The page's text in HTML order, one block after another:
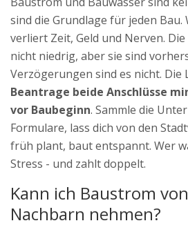
sind die Grundlage für jeden Bau.
verliert Zeit, Geld und Nerven.
nicht niedrig, aber sie sind
Verzögerungen sind es nicht. Die
Beantrage beide Anschlüsse
vor Baubeginn. Sammle die
Formulare, lass dich von den
früh plant, baut entspannt. Wer
Stress - und zahlt doppelt.
Kann ich Baustrom
Nachbarn nehmen?